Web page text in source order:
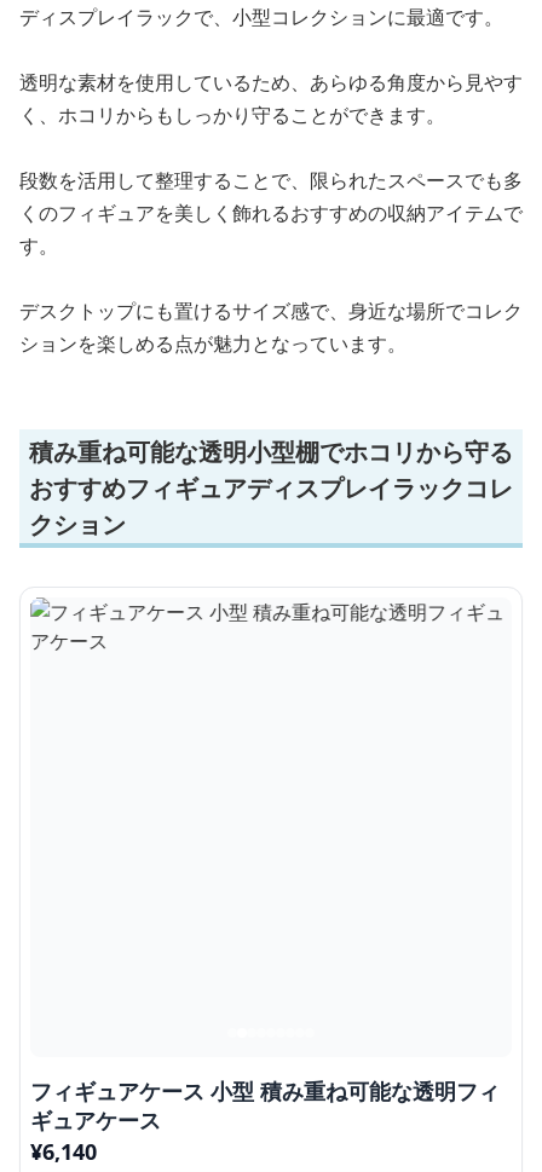
ディスプレイラックで、小型コレクションに最適です。
透明な素材を使用しているため、あらゆる角度から見やす
く、ホコリからもしっかり守ることができます。
段数を活用して整理することで、限られたスペースでも多
くのフィギュアを美しく飾れるおすすめの収納アイテムで
す。
デスクトップにも置けるサイズ感で、身近な場所でコレク
ションを楽しめる点が魅力となっています。
積み重ね可能な透明小型棚でホコリから守る
おすすめフィギュアディスプレイラックコレ
クション
フィギュアケース 小型 積み重ね可能な透明フィ
ギュアケース
¥6,140